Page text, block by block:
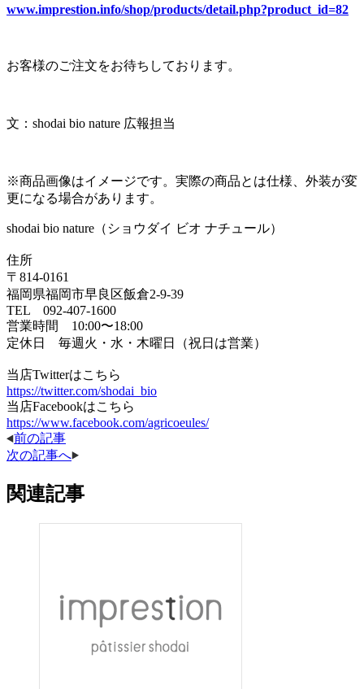
www.imprestion.info/shop/products/detail.php?product_id=82
お客様のご注文をお待ちしております。
文：shodai bio nature 広報担当
※商品画像はイメージです。実際の商品とは仕様、外装が変
更になる場合があります。
shodai bio nature（ショウダイ ビオ ナチュール）
住所
〒814-0161
福岡県福岡市早良区飯倉2-9-39
TEL 092-407-1600
営業時間 10:00〜18:00
定休日 毎週火・水・木曜日（祝日は営業）
当店Twitterはこちら
https://twitter.com/shodai_bio
当店Facebookはこちら
https://www.facebook.com/agricoeules/
前の記事
次の記事へ
関連記事